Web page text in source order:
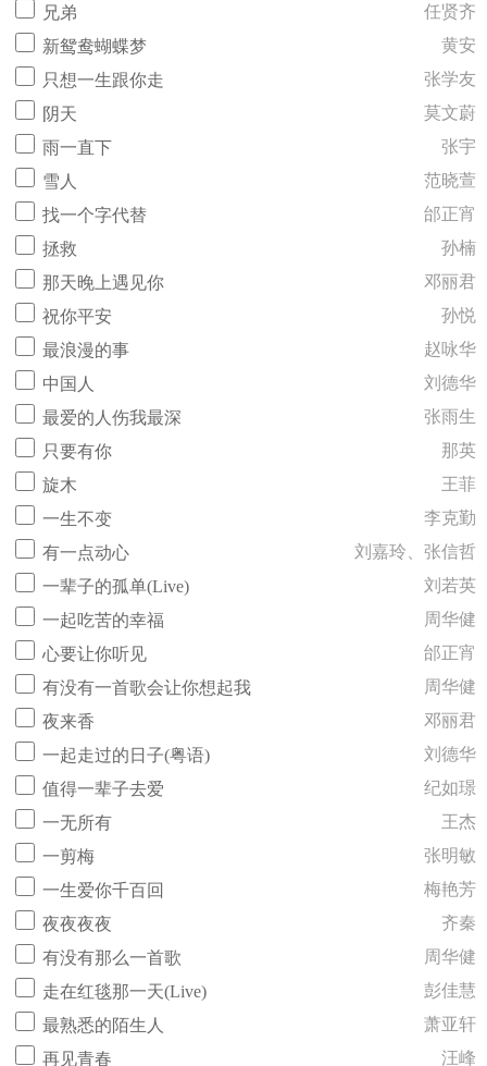
兄弟
任贤齐
新鸳鸯蝴蝶梦
黄安
只想一生跟你走
张学友
阴天
莫文蔚
雨一直下
张宇
雪人
范晓萱
找一个字代替
邰正宵
拯救
孙楠
那天晚上遇见你
邓丽君
祝你平安
孙悦
最浪漫的事
赵咏华
中国人
刘德华
最爱的人伤我最深
张雨生
只要有你
那英
旋木
王菲
一生不变
李克勤
有一点动心
刘嘉玲、张信哲
一辈子的孤单(Live)
刘若英
一起吃苦的幸福
周华健
心要让你听见
邰正宵
有没有一首歌会让你想起我
周华健
夜来香
邓丽君
一起走过的日子(粤语)
刘德华
值得一辈子去爱
纪如璟
一无所有
王杰
一剪梅
张明敏
一生爱你千百回
梅艳芳
夜夜夜夜
齐秦
有没有那么一首歌
周华健
走在红毯那一天(Live)
彭佳慧
最熟悉的陌生人
萧亚轩
再见青春
汪峰